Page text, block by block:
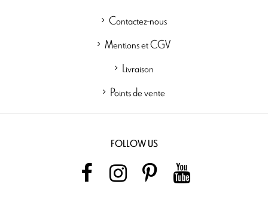
Contactez-nous
Mentions et CGV
Livraison
Points de vente
FOLLOW US